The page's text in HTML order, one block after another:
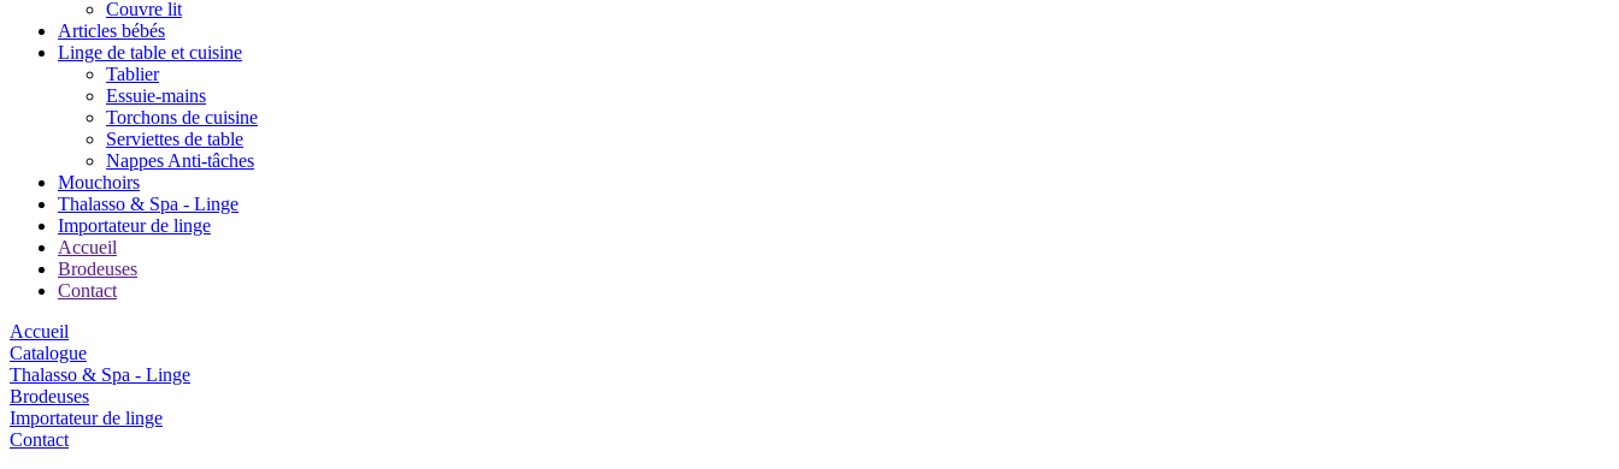
Couvre lit
Articles bébés
Linge de table et cuisine
Tablier
Essuie-mains
Torchons de cuisine
Serviettes de table
Nappes Anti-tâches
Mouchoirs
Thalasso & Spa - Linge
Importateur de linge
Accueil
Brodeuses
Contact
Accueil
Catalogue
Thalasso & Spa - Linge
Brodeuses
Importateur de linge
Contact